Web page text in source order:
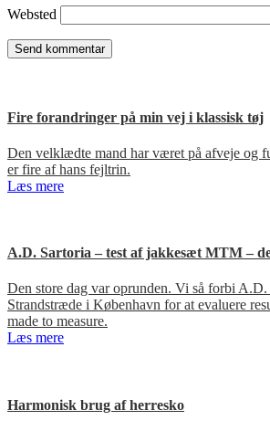
Websted
Fire forandringer på min vej i klassisk tøj
Den velklædte mand har været på afveje og
er fire af hans fejltrin.
Læs mere
A.D. Sartoria – test af jakkesæt MTM –
Den store dag var oprunden. Vi så forbi
Strandstræde i København for at evaluere
made to measure.
Læs mere
Harmonisk brug af herresko